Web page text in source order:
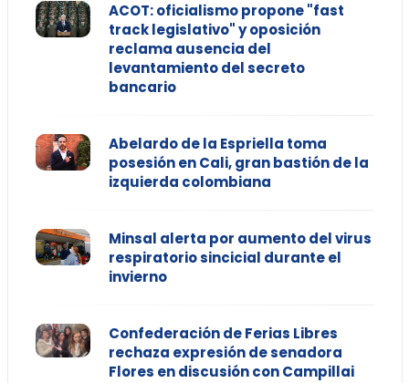
ACOT: oficialismo propone "fast
track legislativo" y oposición
reclama ausencia del
levantamiento del secreto
bancario
Abelardo de la Espriella toma
posesión en Cali, gran bastión de la
izquierda colombiana
Minsal alerta por aumento del virus
respiratorio sincicial durante el
invierno
Confederación de Ferias Libres
rechaza expresión de senadora
Flores en discusión con Campillai